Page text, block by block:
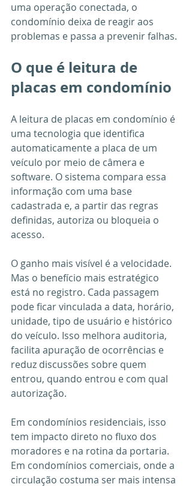
uma operação conectada, o
condomínio deixa de reagir aos
problemas e passa a prevenir falhas.
O que é leitura de
placas em condomínio
A leitura de placas em condomínio é
uma tecnologia que identifica
automaticamente a placa de um
veículo por meio de câmera e
software. O sistema compara essa
informação com uma base
cadastrada e, a partir das regras
definidas, autoriza ou bloqueia o
acesso.
O ganho mais visível é a velocidade.
Mas o benefício mais estratégico
está no registro. Cada passagem
pode ficar vinculada a data, horário,
unidade, tipo de usuário e histórico
do veículo. Isso melhora auditoria,
facilita apuração de ocorrências e
reduz discussões sobre quem
entrou, quando entrou e com qual
autorização.
Em condomínios residenciais, isso
tem impacto direto no fluxo dos
moradores e na rotina da portaria.
Em condomínios comerciais, onde a
circulação costuma ser mais intensa